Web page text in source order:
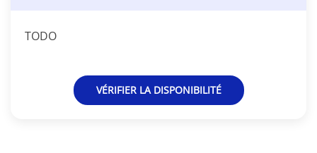
TODO
VÉRIFIER LA DISPONIBILITÉ